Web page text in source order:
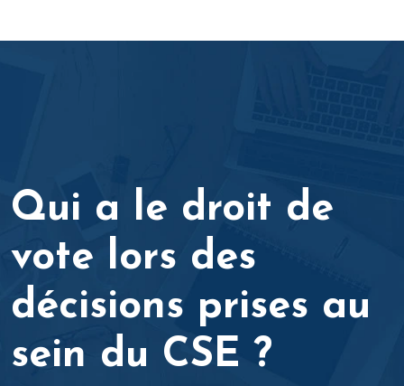
Qui a le droit de
vote lors des
décisions prises au
sein du CSE ?